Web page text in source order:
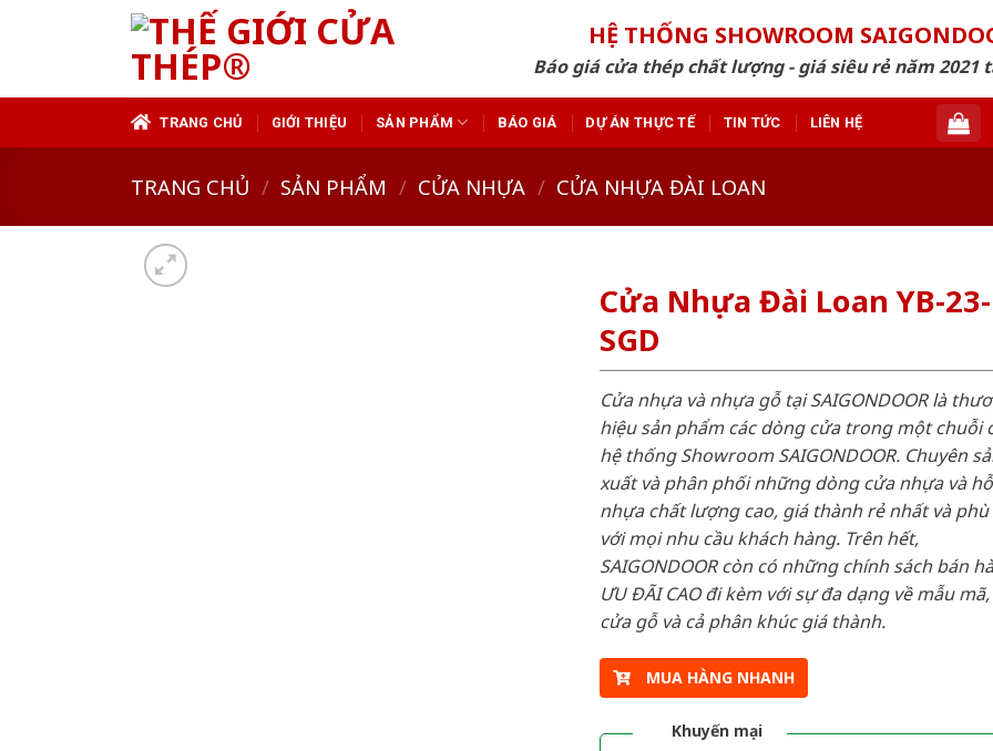
HỆ THỐNG SHOWROOM
Báo giá cửa thép chất lượng - giá siêu rẻ năm 2021
TRANG CHỦ GIỚI THIỆU SẢN PHẨM BÁO GIÁ DỰ ÁN THỰC TẾ TIN TỨC LIÊN HỆ
TRANG CHỦ / SẢN PHẨM / CỬA NHỰA / CỬA NHỰA ĐÀI LOAN
Cửa Nhựa Đài Loan YB-23-
SGD
Cửa nhựa và nhựa gỗ tại SAIGONDOOR là
hiệu sản phẩm các dòng cửa trong một chuỗi
hệ thống Showroom SAIGONDOOR. Chuyên
xuất và phân phối những dòng cửa nhựa và
nhựa chất lượng cao, giá thành rẻ nhất và
với mọi nhu cầu khách hàng. Trên hết,
SAIGONDOOR còn có những chính sách bán
ƯU ĐÃI CAO đi kèm với sự đa dạng về mẫu
cửa gỗ và cả phân khúc giá thành.
MUA HÀNG NHANH
Khuyến mại